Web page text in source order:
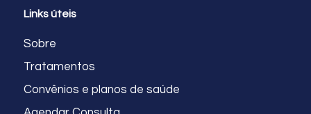
Links úteis
Sobre
Tratamentos
Convênios e planos de saúde